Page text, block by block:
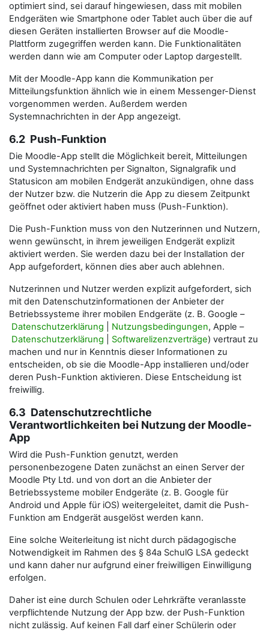
optimiert sind, sei darauf hingewiesen, dass mit mobilen
Endgeräten wie Smartphone oder Tablet auch über die auf
diesen Geräten installierten Browser auf die Moodle-
Plattform zugegriffen werden kann. Die Funktionalitäten
werden dann wie am Computer oder Laptop dargestellt.
Mit der Moodle-App kann die Kommunikation per
Mitteilungsfunktion ähnlich wie in einem Messenger-Dienst
vorgenommen werden. Außerdem werden
Systemnachrichten in der App angezeigt.
6.2 Push-Funktion
Die Moodle-App stellt die Möglichkeit bereit, Mitteilungen
und Systemnachrichten per Signalton, Signalgrafik und
Statusicon am mobilen Endgerät anzukündigen, ohne dass
der Nutzer bzw. die Nutzerin die App zu diesem Zeitpunkt
geöffnet oder aktiviert haben muss (Push-Funktion).
Die Push-Funktion muss von den Nutzerinnen und Nutzern,
wenn gewünscht, in ihrem jeweiligen Endgerät explizit
aktiviert werden. Sie werden dazu bei der Installation der
App aufgefordert, können dies aber auch ablehnen.
Nutzerinnen und Nutzer werden explizit aufgefordert, sich
mit den Datenschutzinformationen der Anbieter der
Betriebssysteme ihrer mobilen Endgeräte (z. B. Google –
Datenschutzerklärung
Nutzungsbedingungen, Apple –
Datenschutzerklärung
Softwarelizenzverträge) vertraut zu
machen und nur in Kenntnis dieser Informationen zu
entscheiden, ob sie die Moodle-App installieren und/oder
deren Push-Funktion aktivieren. Diese Entscheidung ist
freiwillig.
6.3 Datenschutzrechtliche
Verantwortlichkeiten bei Nutzung der Moodle-
App
Wird die Push-Funktion genutzt, werden
personenbezogene Daten zunächst an einen Server der
Moodle Pty Ltd. und von dort an die Anbieter der
Betriebssysteme mobiler Endgeräte (z. B. Google für
Android und Apple für iOS) weitergeleitet, damit die Push-
Funktion am Endgerät ausgelöst werden kann.
Eine solche Weiterleitung ist nicht durch pädagogische
Notwendigkeit im Rahmen des § 84a SchulG LSA gedeckt
und kann daher nur aufgrund einer freiwilligen Einwilligung
erfolgen.
Daher ist eine durch Schulen oder Lehrkräfte veranlasste
verpflichtende Nutzung der App bzw. der Push-Funktion
nicht zulässig. Auf keinen Fall darf einer Schülerin oder